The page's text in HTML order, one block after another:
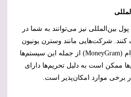
بین‌المللی نیز می‌توانند به شما در
کنند. شرکت‌هایی مانند وسترن یونیون
(
MoneyGram) از جمله این سیستم‌ها
ممکن است به دلیل تحریم‌ها دارای
برخی موارد امکان‌پذیر است.